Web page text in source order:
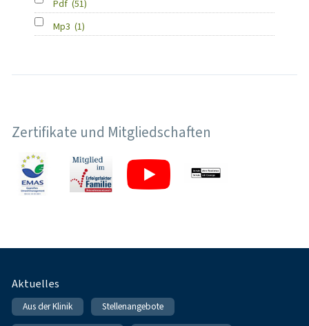
Pdf (51)
Mp3 (1)
Zertifikate und Mitgliedschaften
Fußnavigation
Aktuelles
Aus der Klinik Stellenangebote